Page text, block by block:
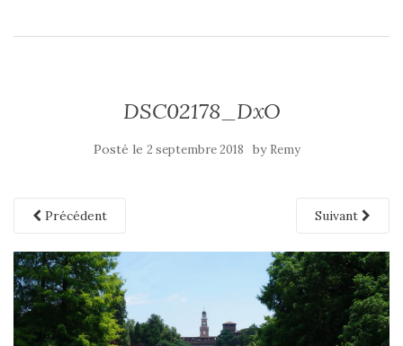
DSC02178_DxO
Posté le 2 septembre 2018 by Remy
Précédent Suivant